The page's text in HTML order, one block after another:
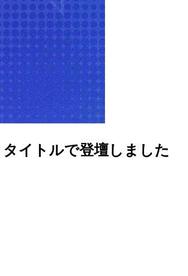
イトルで登壇しました